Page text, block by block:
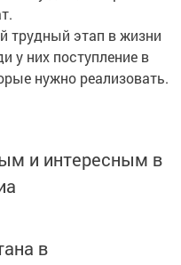
трудный этап в жизни
у них поступление в
нужно реализовать.
и интересным в
в